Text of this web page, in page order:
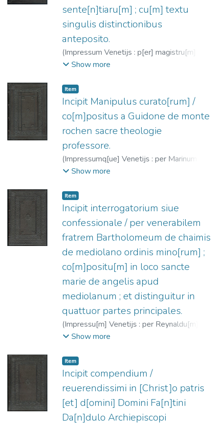
sente[n]tiaru[m] ; cu[m] textu
singulis distinctionibus
anteposito.
(Impressum Venetijs : p[er] magistru[m]
Antoniu[m] de strata Cremone[n]sem,
1225?-1274
1492
Show more
Item
Incipit Manipulus curato[rum] /
co[m]positus a Guidone de monte
rochen sacre theologie
professore.
(Impressumq[ue] Venetijs : per Marinum
sarracenu[m] ...,
1485-1492?
Show more
Item
Incipit interrogatorium siue
confessionale / per venerabilem
fratrem Bartholomeum de chaimis
de mediolano ordinis mino[rum] ;
co[m]positu[m] in loco sancte
marie de angelis apud
mediolanum ; et distinguitur in
quattuor partes principales.
(Impressu[m] Venetijs : per Reynaldu[m] de
nouimagio teoteutonicu[m],
Bartholomaeus de Chaimis (O.F.M.), m.
1496
Show more
Item
Incipit compendium /
reuerendissimi in [Christ]o patris
[et] d[omini] Domini Fa[n]tini
Da[n]dulo Archiepiscopi